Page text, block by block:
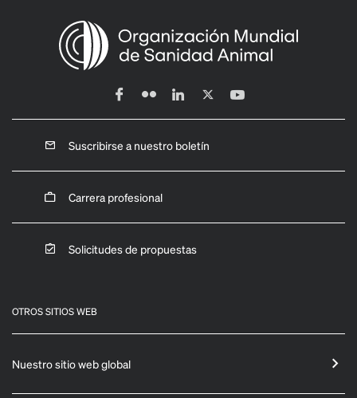
Suscribirse a nuestro boletín
Carrera profesional
Solicitudes de propuestas
OTROS SITIOS WEB
Nuestro sitio web global